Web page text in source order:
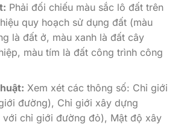
Phải đối chiếu màu sắc lô đất trên
quy hoạch sử dụng đất (màu
là đất ở, màu xanh là đất cây
màu tím là đất công trình công
Xem xét các thông số: Chỉ giới
đường), Chỉ giới xây dựng
với chỉ giới đường đỏ), Mật độ xây